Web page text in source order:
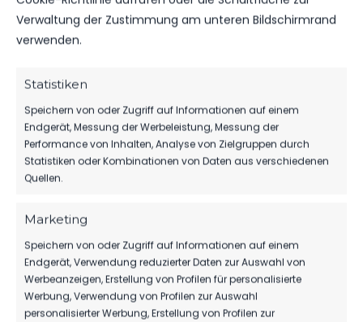
Verwaltung der Zustimmung am unteren Bildschirmrand
verwenden.
Statistiken
Speichern von oder Zugriff auf Informationen auf einem
Endgerät, Messung der Werbeleistung, Messung der
Performance von Inhalten, Analyse von Zielgruppen durch
Statistiken oder Kombinationen von Daten aus verschiedenen
Quellen.
Marketing
Speichern von oder Zugriff auf Informationen auf einem
Endgerät, Verwendung reduzierter Daten zur Auswahl von
Werbeanzeigen, Erstellung von Profilen für personalisierte
Werbung, Verwendung von Profilen zur Auswahl
personalisierter Werbung, Erstellung von Profilen zur